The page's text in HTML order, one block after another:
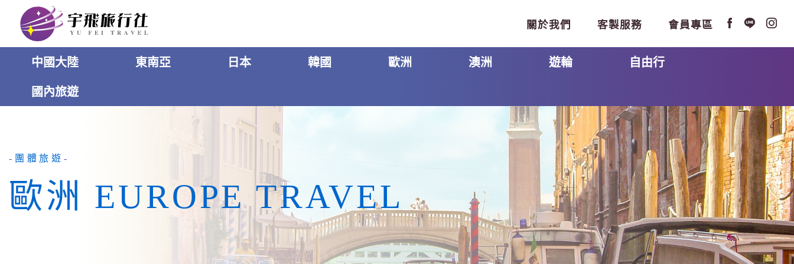
關於我們 客製服務 會員專區
中國大陸 東南亞 日本 韓國 歐洲 澳洲 遊輪
自由行
國內旅遊
團體旅遊
歐洲 EUROPE TRAVEL